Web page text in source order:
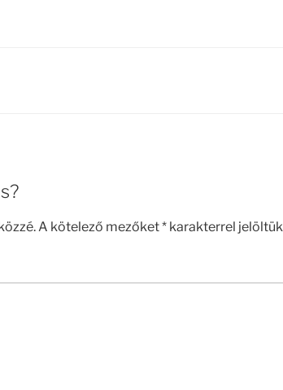
A kötelező mezőket* karakterrel jelöltük